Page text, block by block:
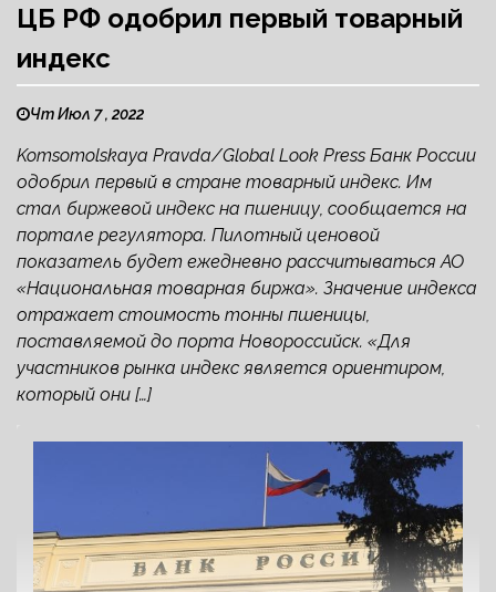
ЦБ РФ одобрил первый товарный
индекс
Чт Июл 7 , 2022
Komsomolskaya Pravda/Global Look Press Банк России
одобрил первый в стране товарный индекс. Им
стал биржевой индекс на пшеницу, сообщается на
портале регулятора. Пилотный ценовой
показатель будет ежедневно рассчитываться АО
«Национальная товарная биржа». Значение индекса
отражает стоимость тонны пшеницы,
поставляемой до порта Новороссийск. «Для
участников рынка индекс является ориентиром,
который они […]